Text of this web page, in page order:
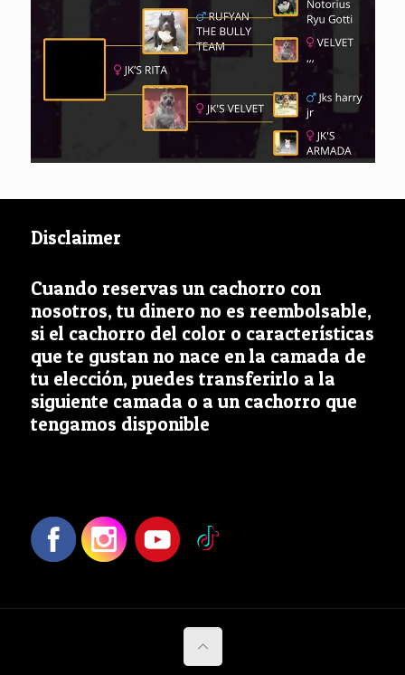
Disclaimer
Cuando reservas un cachorro con
nosotros, tu dinero no es reembolsable,
si el cachorro del color o características
que te gustan no nace en la camada de
tu elección, puedes transferirlo a la
siguiente camada o a un cachorro que
tengamos disponible